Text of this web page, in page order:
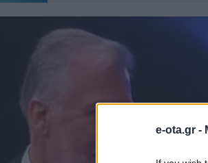
e-ota.gr -